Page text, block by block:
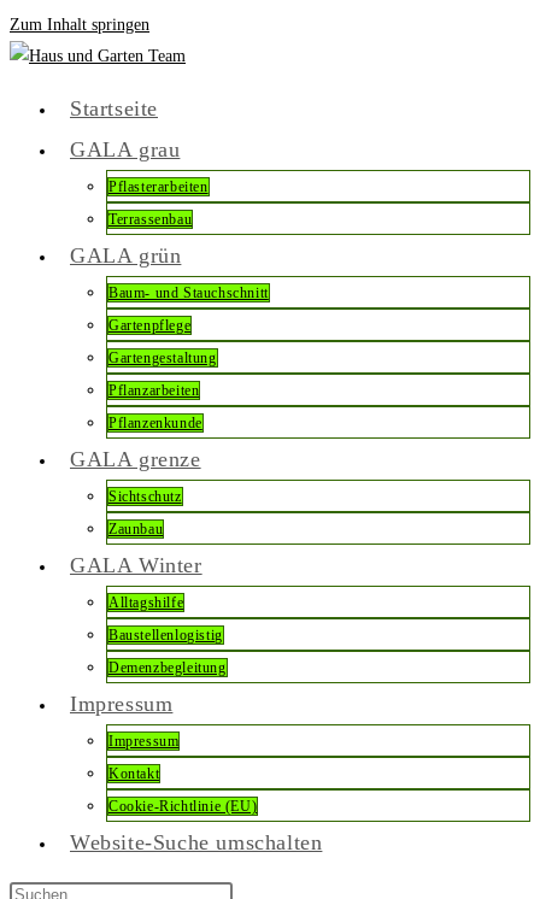
Zum Inhalt springen
Startseite
GALA grau
Pflasterarbeiten
Terrassenbau
GALA grün
Baum- und Stauchschnitt
Gartenpflege
Gartengestaltung
Pflanzarbeiten
Pflanzenkunde
GALA grenze
Sichtschutz
Zaunbau
GALA Winter
Alltagshilfe
Baustellenlogistig
Demenzbegleitung
Impressum
Impressum
Kontakt
Cookie-Richtlinie (EU)
Website-Suche umschalten